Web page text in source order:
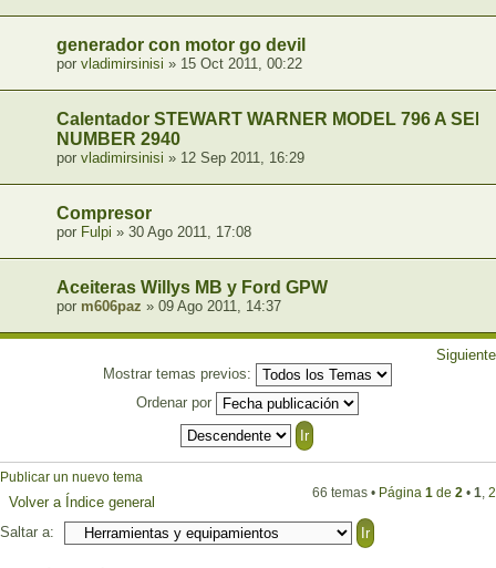
generador con motor go devil
por vladimirsinisi » 15 Oct 2011, 00:22
Calentador STEWART WARNER MODEL 796 A
NUMBER 2940
por vladimirsinisi » 12 Sep 2011, 16:29
Compresor
por Fulpi » 30 Ago 2011, 17:08
Aceiteras Willys MB y Ford GPW
por m606paz » 09 Ago 2011, 14:37
Siguiente
Mostrar temas previos:
Ordenar por
Publicar un nuevo tema
66 temas • Página 1 de 2 • 1, 2
Volver a Índice general
Saltar a: